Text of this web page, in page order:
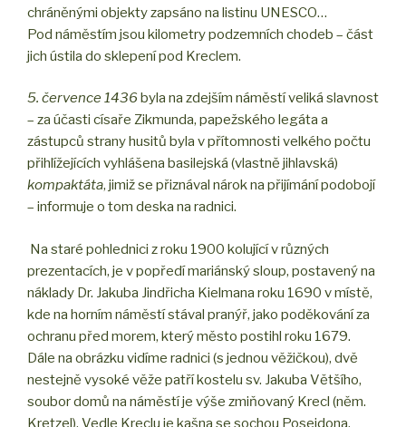
chráněnými objekty zapsáno na listinu UNESCO…
Pod náměstím jsou kilometry podzemních chodeb – část
jich ústila do sklepení pod Kreclem.
5. července 1436 byla na zdejším náměstí veliká slavnost
– za účasti císaře Zikmunda, papežského legáta a
zástupců strany husitů byla v přítomnosti velkého počtu
přihlížejících vyhlášena basilejská (vlastně jihlavská)
kompaktáta, jimiž se přiznával nárok na přijímání podobojí
– informuje o tom deska na radnici.
Na staré pohlednici z roku 1900 kolující v různých
prezentacích, je v popředí mariánský sloup, postavený na
náklady Dr. Jakuba Jindřicha Kielmana roku 1690 v místě,
kde na horním náměstí stával pranýř, jako poděkování za
ochranu před morem, který město postihl roku 1679.
Dále na obrázku vidíme radnici (s jednou věžičkou), dvě
nestejně vysoké věže patří kostelu sv. Jakuba Většího,
soubor domů na náměstí je výše zmiňovaný Krecl (něm.
Kretzel). Vedle Kreclu je kašna se sochou Poseidona,